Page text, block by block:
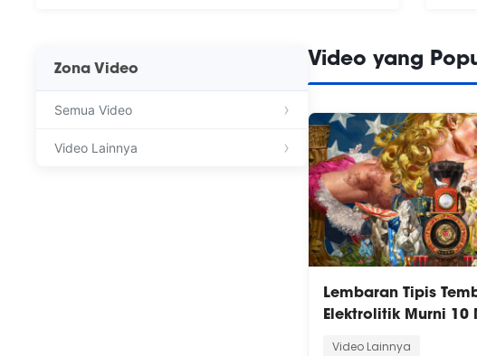
Zona Video
Semua Video
Video Lainnya
Video yang
Lembaran Tipis
Elektrolitik Murni 10
Video Lainnya